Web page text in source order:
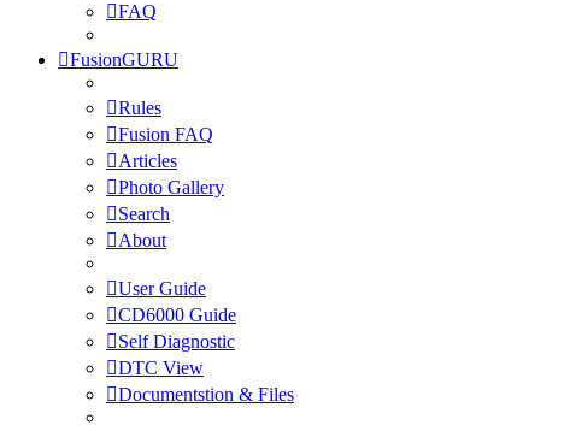
FAQ
FusionGURU
Rules
Fusion FAQ
Articles
Photo Gallery
Search
About
User Guide
CD6000 Guide
Self Diagnostic
DTC View
Documentstion & Files